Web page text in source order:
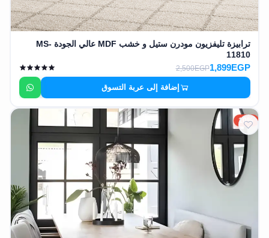
ترابيزة تليفزيون مودرن ستيل و خشب MDF عالي الجودة MS-
11810
1,899EGP
2,500EGP
إضافة إلى عربة التسوق
10%